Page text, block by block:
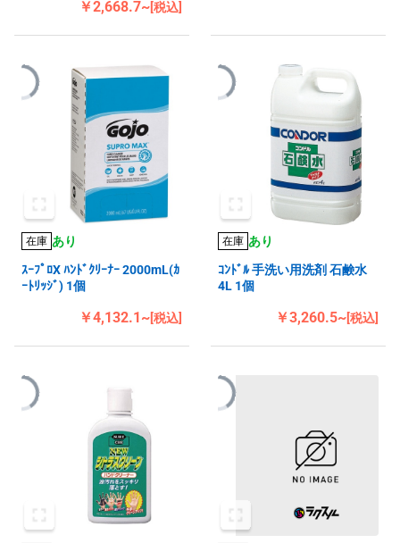
￥2,668.7~[税込]
在庫 あり
ｽｰﾌﾟﾛX ﾊﾝﾄﾞｸﾘｰﾅｰ 2000mL(ｶ
ｰﾄﾘｯｼﾞ) 1個
￥4,132.1~[税込]
在庫 あり
ｺﾝﾄﾞﾙ 手洗い用洗剤 石鹸水
4L 1個
￥3,260.5~[税込]